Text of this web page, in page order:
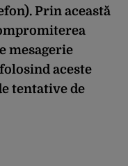
Prin această
mesagerie
aceste
tentative de